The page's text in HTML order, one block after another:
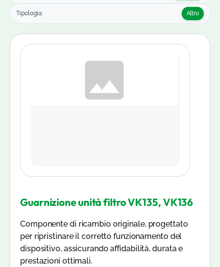
Tipologia: Altro
Guarnizione unità filtro VK135, VK136
Componente di ricambio originale, progettato
per ripristinare il corretto funzionamento del
dispositivo, assicurando affidabilità, durata e
prestazioni ottimali.